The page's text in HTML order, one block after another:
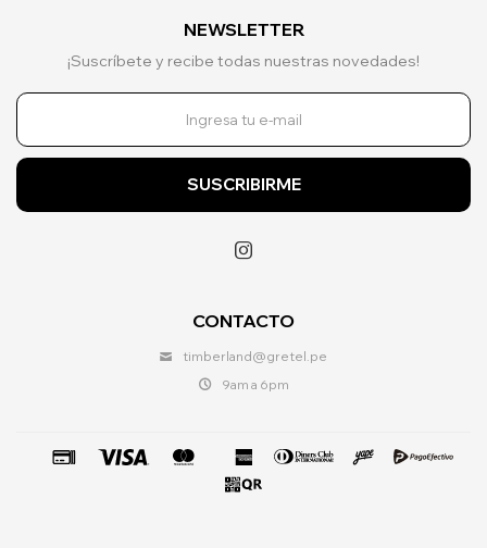
CONTACTO
timberland@gretel.pe
9am a 6pm
NEWSLETTER
¡Suscríbete y recibe todas nuestras novedades!
SUSCRIBIRME
